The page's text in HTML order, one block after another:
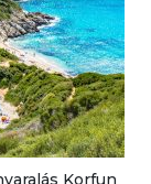
Korfun